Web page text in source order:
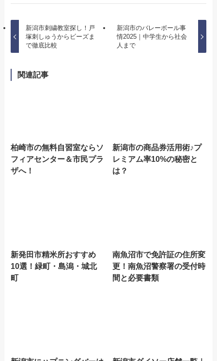
新潟市刺繍教室探し！戸
塚刺しゅうからビーズま
で徹底比較
新潟市のバレーボール事
情2025｜中学生から社会
人まで
関連記事
柏崎市の無料自習室ならソ
フィアセンター＆市民プラ
ザへ！
新潟市の商品券活用術♪プ
レミアム率10%の秘密と
は？
新発田市精米所おすすめ
10選！緑町・島潟・城北
町
南魚沼市で免許証の住所変
更！南魚沼警察署の受付時
間と必要書類